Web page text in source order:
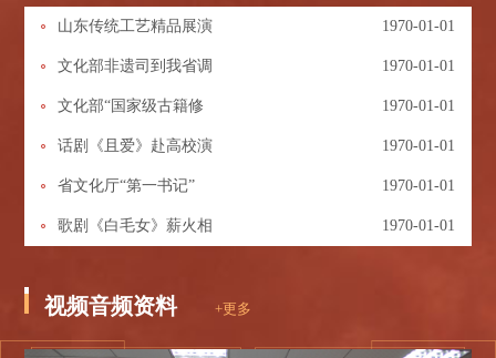
1970-01-01
山东传统工艺精品展演
1970-01-01
文化部非遗司到我省调
1970-01-01
文化部“国家级古籍修
1970-01-01
话剧《且爱》赴高校演
1970-01-01
省文化厅“第一书记”
1970-01-01
歌剧《白毛女》薪火相
视频音频资料 +更多